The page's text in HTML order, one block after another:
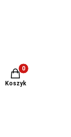
Produkty w
Koszyk